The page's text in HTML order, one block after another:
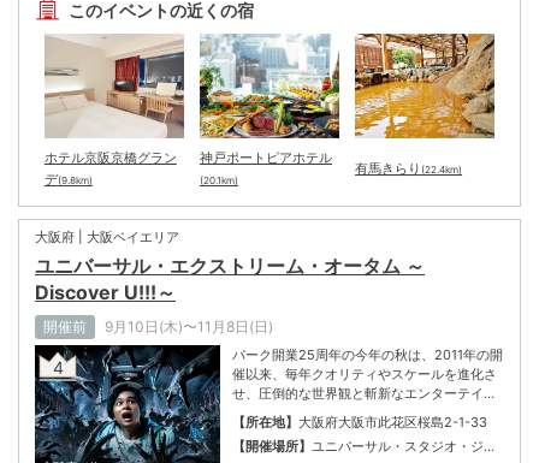
このイベントの近くの宿
ホテル京阪京橋グラン
デ(9.8km)
神戸ポートピアホテル
(20.1km)
有馬きらり (22.4km)
大阪府 | 大阪ベイエリア
ユニバーサル・エクストリーム・オータム ～
Discover U!!!～
開催前 9月10日(木)〜11月8日(日)
4
パーク開業25周年の今年の秋は、2011年の開
催以来、毎年クオリティやスケールを進化さ
せ、圧倒的な世界観と斬新なエンターテイメ
ントで、日本の秋シーズンに「ホラー」とい
う新しいレジャーのテーマを根付かせたとも
いえる『ハロウィーン・ホラー・ナイト』が
【所在地】 大阪府大阪市此花区桜島2-1-33
【開催場所】 ユニバーサル・スタジオ・ジャ